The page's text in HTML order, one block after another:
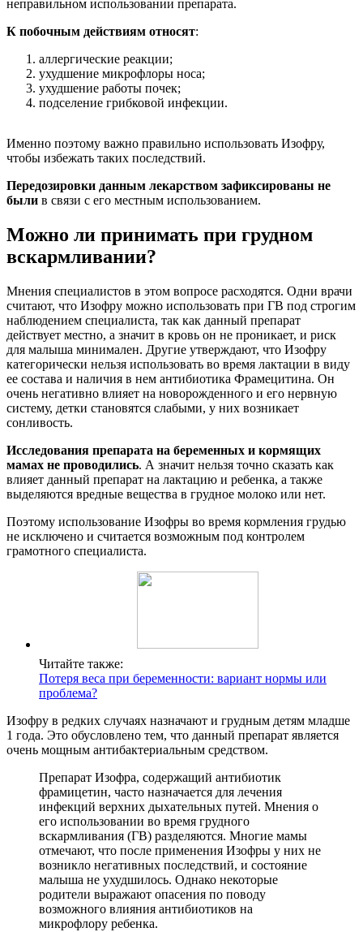
неправильном использовании препарата.
К побочным действиям относят:
аллергические реакции;
ухудшение микрофлоры носа;
ухудшение работы почек;
подселение грибковой инфекции.
Именно поэтому важно правильно использовать Изофру,
чтобы избежать таких последствий.
Передозировки данным лекарством зафиксированы не
были в связи с его местным использованием.
Можно ли принимать при грудном
вскармливании?
Мнения специалистов в этом вопросе расходятся. Одни врачи
считают, что Изофру можно использовать при ГВ под строгим
наблюдением специалиста, так как данный препарат
действует местно, а значит в кровь он не проникает, и риск
для малыша минимален. Другие утверждают, что Изофру
категорически нельзя использовать во время лактации в виду
ее состава и наличия в нем антибиотика Фрамецитина. Он
очень негативно влияет на новорожденного и его нервную
систему, детки становятся слабыми, у них возникает
сонливость.
Исследования препарата на беременных и кормящих
мамах не проводились. А значит нельзя точно сказать как
влияет данный препарат на лактацию и ребенка, а также
выделяются вредные вещества в грудное молоко или нет.
Поэтому использование Изофры во время кормления грудью
не исключено и считается возможным под контролем
грамотного специалиста.
Читайте также:
Потеря веса при беременности: вариант нормы или
проблема?
Изофру в редких случаях назначают и грудным детям младше
1 года. Это обусловлено тем, что данный препарат является
очень мощным антибактериальным средством.
Препарат Изофра, содержащий антибиотик
фрамицетин, часто назначается для лечения
инфекций верхних дыхательных путей. Мнения о
его использовании во время грудного
вскармливания (ГВ) разделяются. Многие мамы
отмечают, что после применения Изофры у них не
возникло негативных последствий, и состояние
малыша не ухудшилось. Однако некоторые
родители выражают опасения по поводу
возможного влияния антибиотиков на
микрофлору ребенка.